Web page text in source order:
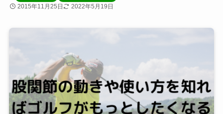
2015年11月25日 2022年5月19日